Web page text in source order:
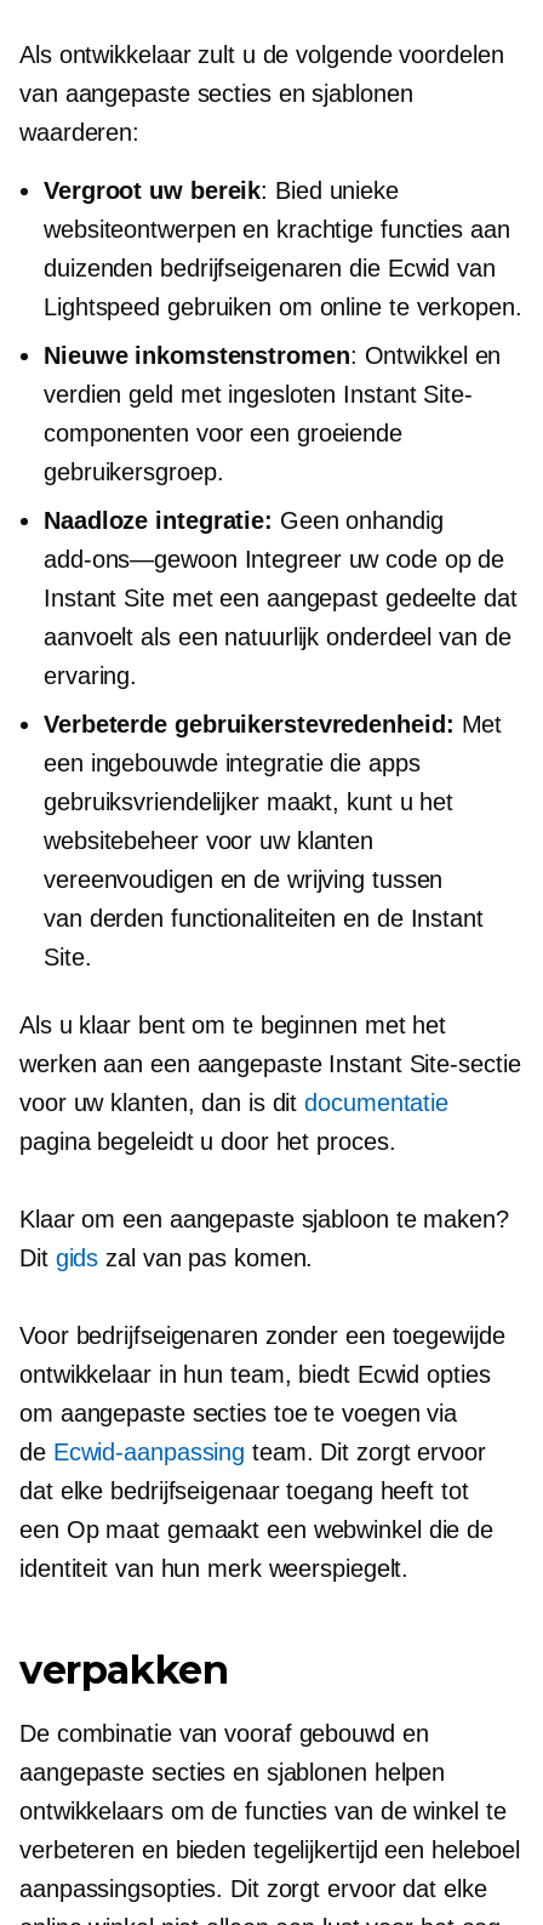
Als ontwikkelaar zult u de volgende voordelen
van aangepaste secties en sjablonen
waarderen:
Vergroot uw bereik: Bied unieke
websiteontwerpen en krachtige functies aan
duizenden bedrijfseigenaren die Ecwid van
Lightspeed gebruiken om online te verkopen.
Nieuwe inkomstenstromen: Ontwikkel en
verdien geld met ingesloten Instant Site-
componenten voor een groeiende
gebruikersgroep.
Naadloze integratie: Geen onhandig
add-ons—gewoon Integreer uw code op de
Instant Site met een aangepast gedeelte dat
aanvoelt als een natuurlijk onderdeel van de
ervaring.
Verbeterde gebruikerstevredenheid: Met
een ingebouwde integratie die apps
gebruiksvriendelijker maakt, kunt u het
websitebeheer voor uw klanten
vereenvoudigen en de wrijving tussen
van derden functionaliteiten en de Instant
Site.
Als u klaar bent om te beginnen met het
werken aan een aangepaste Instant Site-sectie
voor uw klanten, dan is ditdocumentatie
pagina begeleidt u door het proces.
Klaar om een ​​aangepaste sjabloon te maken?
Dit gids zal van pas komen.
Voor bedrijfseigenaren zonder een toegewijde
ontwikkelaar in hun team, biedt Ecwid opties
om aangepaste secties toe te voegen via
de Ecwid-aanpassing team. Dit zorgt ervoor
dat elke bedrijfseigenaar toegang heeft tot
een Op maat gemaakt een webwinkel die de
identiteit van hun merk weerspiegelt.
verpakken
De combinatie vanvooraf gebouwd en
aangepaste secties en sjablonen helpen
ontwikkelaars om de functies van de winkel te
verbeteren en bieden tegelijkertijd een heleboel
aanpassingsopties. Dit zorgt ervoor dat elke